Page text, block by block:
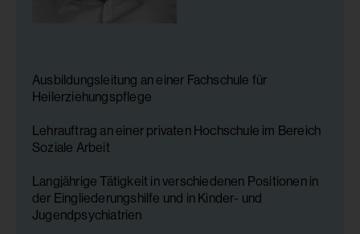
Ausbildungsleitung an einer Fachschule für
Heilerziehungspflege
Lehrauftrag an einer privaten Hochschule im Bereich
Soziale Arbeit
Langjährige Tätigkeit in verschiedenen Positionen in
der Eingliederungshilfe und in Kinder- und
Jugendpsychiatrien